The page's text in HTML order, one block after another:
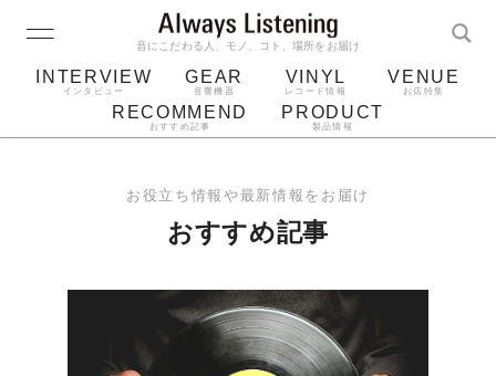
音にこだわる人、モノ、コト、場所をお届け
INTERVIEW
インタビュー
GEAR
音響機器
VINYL
レコード情報
VENUE
お店特集
RECOMMEND
おすすめ記事
PRODUCT
製品情報
ジャケット bluetooth アルバム
レコード針
お役立ち情報や最新情報をお届け
おすすめ記事